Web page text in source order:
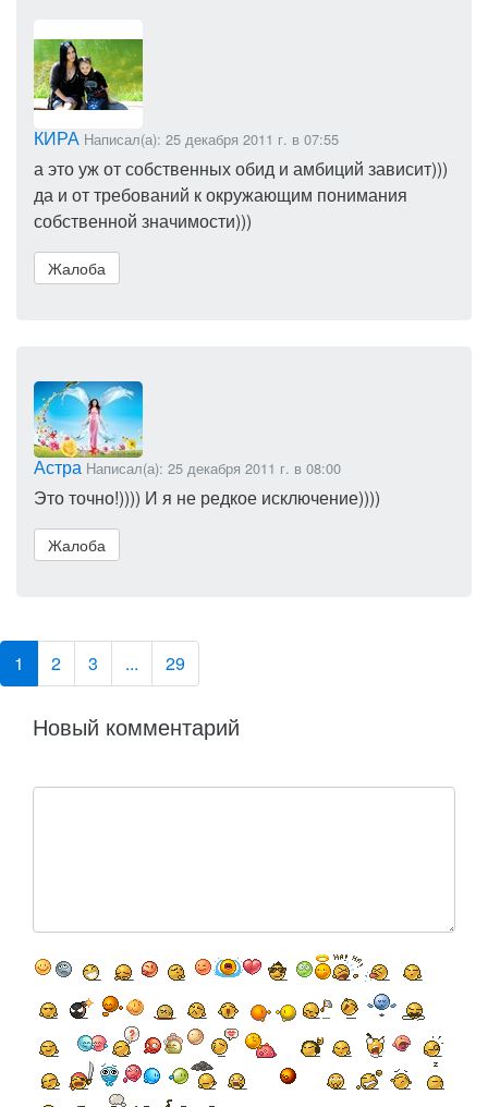
КИРА Написал(а): 25 декабря 2011 г. в 07:55
а это уж от собственных обид и амбиций зависит)))
да и от требований к окружающим понимания
собственной значимости)))
Жалоба
Астра Написал(а): 25 декабря 2011 г. в 08:00
Это точно!)))) И я не редкое исключение))))
Жалоба
1 2 3 ... 29
Новый комментарий